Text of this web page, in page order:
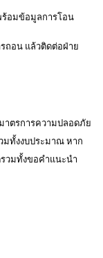
ร้อมข้อมูลการโอน
ถอน แล้วติดต่อฝ่าย
าตรการความปลอดภัย
มทั้งงบประมาณ หาก
วมทั้งขอคำแนะนำ